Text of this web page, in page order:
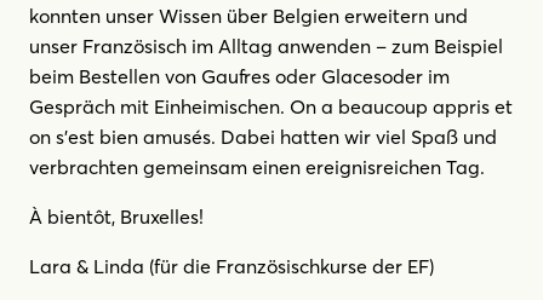
konnten unser Wissen über Belgien erweitern und
unser Französisch im Alltag anwenden – zum Beispiel
beim Bestellen von Gaufres oder Glacesoder im
Gespräch mit Einheimischen. On a beaucoup appris et
on s’est bien amusés. Dabei hatten wir viel Spaß und
verbrachten gemeinsam einen ereignisreichen Tag.
À bientôt, Bruxelles!
Lara & Linda (für die Französischkurse der EF)